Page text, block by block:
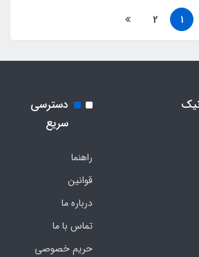
1
2
دسترسی
سریع
راهنما
قوانین
درباره ما
تماس با ما
حریم خصوصی